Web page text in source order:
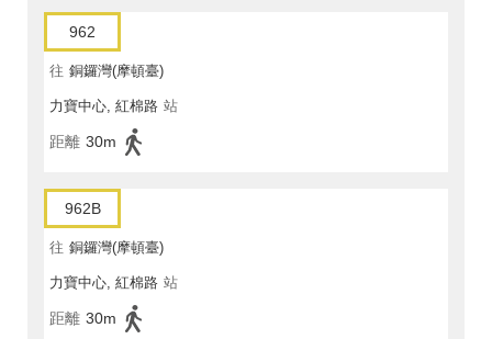
962
往 銅鑼灣(摩頓臺)
力寶中心, 紅棉路 站
距離 30m
962B
往 銅鑼灣(摩頓臺)
力寶中心, 紅棉路 站
距離 30m